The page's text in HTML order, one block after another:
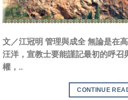
文／江冠明 管理與成全 無論是在
汪洋，宣教士要能謹記最初的呼召
權，..
CONTINUE